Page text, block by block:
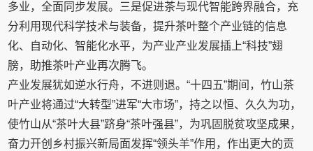
多业，全面同步发展。三是促进茶与现代智能跨界融合，充
分利用现代科学技术与装备，提升茶叶整个产业链的信息
化、自动化、智能化水平，为产业产业发展插上“科技”翅
膀，助推茶叶产业再次腾飞。
产业发展犹如逆水行舟，不进则退。“十四五”期间，竹山茶
叶产业将通过“大转型”进军“大市场”，持之以恒、久久为功，
使竹山从“茶叶大县”跻身“茶叶强县”，为巩固脱贫攻坚成果，
奋力开创乡村振兴新局面发挥“领头羊”作用，作出更大的贡